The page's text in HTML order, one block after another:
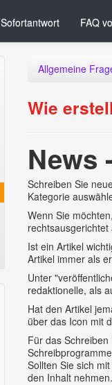
Sofortantwort FAQ
Allgemeine
Wie
News
Schreiben Sie
Kategorie
Wenn Sie
Ist ein Artikel
Artikel immer als
Unter
redaktionelle, als
Hat den Artikel
über das Icon mit
Für das
Sollten Sie sich
den Inhalt nehmen.